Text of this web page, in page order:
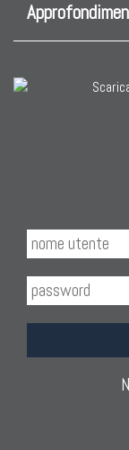
TAPPETI
Tappeti
KILIM
Kilim Nuovi
Nuovissimi